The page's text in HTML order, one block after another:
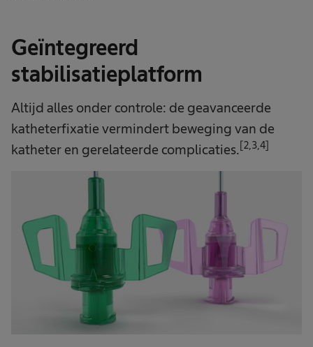
Geïntegreerd
stabilisatieplatform
Altijd alles onder controle: de geavanceerde
katheterfixatie vermindert beweging van de
katheter en gerelateerde complicaties.[2,3,4]